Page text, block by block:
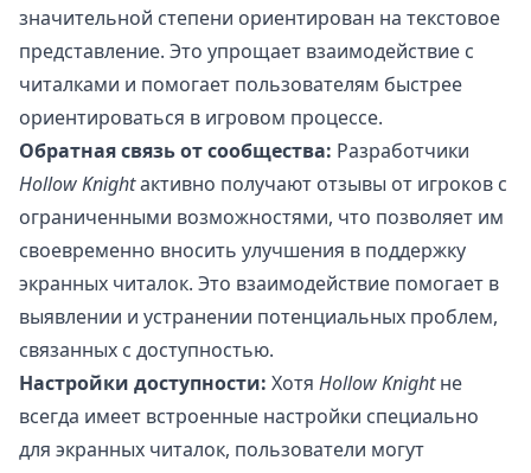
значительной степени ориентирован на текстовое
представление. Это упрощает взаимодействие с
читалками и помогает пользователям быстрее
ориентироваться в игровом процессе.
Обратная связь от сообщества: Разработчики
Hollow Knightактивно получают отзывы от игроков с
ограниченными возможностями, что позволяет им
своевременно вносить улучшения в поддержку
экранных читалок. Это взаимодействие помогает в
выявлении и устранении потенциальных проблем,
связанных с доступностью.
Настройки доступности: Хотя Hollow Knightне
всегда имеет встроенные настройки специально
для экранных читалок, пользователи могут